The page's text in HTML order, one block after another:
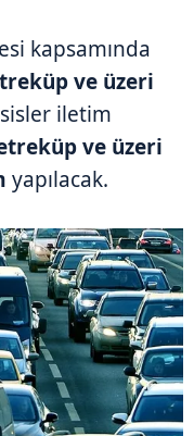
kapsamında
ve üzeri
iletim
ve üzeri
yapılacak.